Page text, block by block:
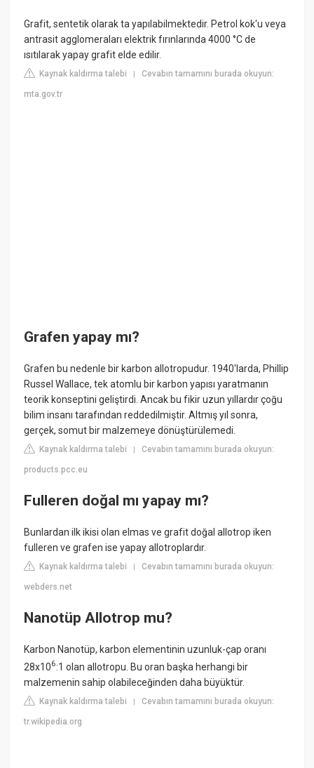
Grafit, sentetik olarak ta yapılabilmektedir. Petrol kok'u veya
antrasit agglomeraları elektrik fırınlarında 4000 °C de
ısıtılarak yapay grafit elde edilir.
Kaynak kaldırma talebi |Cevabın tamamını burada okuyun:
mta.gov.tr
Grafen yapay mı?
Grafen bu nedenle bir karbon allotropudur. 1940'larda, Phillip
Russel Wallace, tek atomlu bir karbon yapısı yaratmanın
teorik konseptini geliştirdi. Ancak bu fikir uzun yıllardır çoğu
bilim insanı tarafından reddedilmiştir. Altmış yıl sonra,
gerçek, somut bir malzemeye dönüştürülemedi.
Kaynak kaldırma talebi |Cevabın tamamını burada okuyun:
products.pcc.eu
Fulleren doğal mı yapay mı?
Bunlardan ilk ikisi olan elmas ve grafit doğal allotrop iken
fulleren ve grafen ise yapay allotroplardır.
Kaynak kaldırma talebi |Cevabın tamamını burada okuyun:
webders.net
Nanotüp Allotrop mu?
Karbon Nanotüp, karbon elementinin uzunluk-çap oranı
28x106:1 olan allotropu. Bu oran başka herhangi bir
malzemenin sahip olabileceğinden daha büyüktür.
Kaynak kaldırma talebi |Cevabın tamamını burada okuyun:
tr.wikipedia.org